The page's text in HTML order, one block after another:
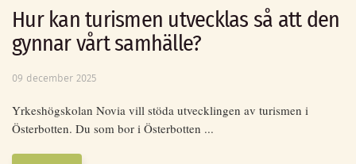
Hur kan turismen utvecklas så att den
gynnar vårt samhälle?
09 december 2025
Yrkeshögskolan Novia vill stöda utvecklingen av turismen i
Österbotten. Du som bor i Österbotten ...